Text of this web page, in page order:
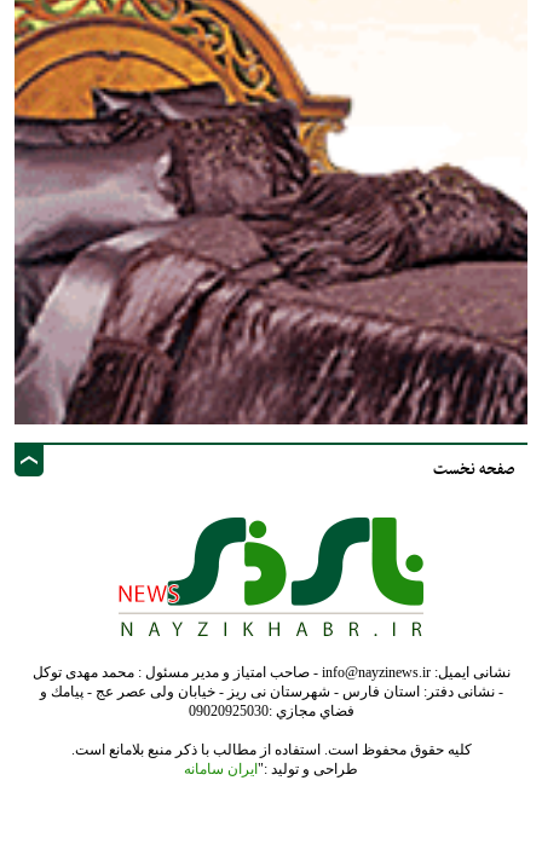
صفحه نخست
نشانی ایمیل: info@nayzinews.ir - صاحب امتیاز و مدیر مسئول : محمد مهدی توکل
- نشانی دفتر: استان فارس - شهرستان نی ریز - خیابان ولی عصر عج - پيامك و
فضاي مجازي :09020925030
کلیه حقوق محفوظ است. استفاده از مطالب با ذکر منبع بلامانع است.
طراحی و تولید :" ایران سامانه